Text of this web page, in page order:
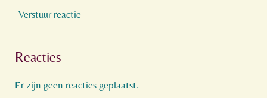
Verstuur reactie
Reacties
Er zijn geen reacties geplaatst.